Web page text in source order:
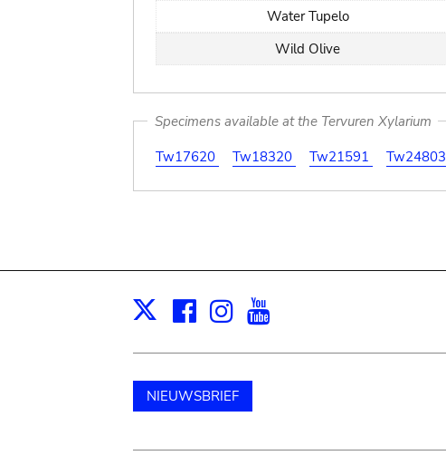
Water Tupelo
Wild Olive
Specimens available at the Tervuren Xylarium
Tw17620
Tw18320 Tw21591 Tw24803
X Facebook
Instagram
NIEUWSBRIEF